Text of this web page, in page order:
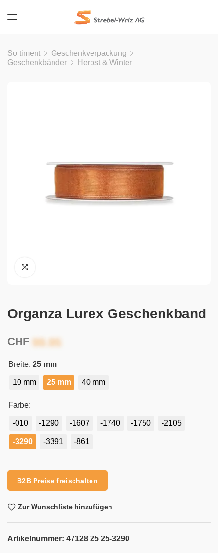
Sortiment
Geschenkverpackung
Geschenkbänder
Herbst & Winter
Organza Lurex Geschenkband
CHF
Breite: 25 mm
10 mm 25 mm 40 mm
Farbe:
-010 -1290 -1607 -1740 -1750 -2105
-3290 -3391 -861
B2B Preise freischalten
Zur Wunschliste hinzufügen
Artikelnummer: 47128 25 25-3290